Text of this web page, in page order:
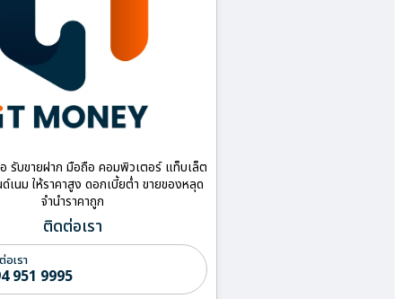
รับขายฝาก มือถือ คอมพิวเตอร์ แท็บเล็ต
เนม ให้ราคาสูง ดอกเบี้ยต่ำ ขายของหลุด
จำนำราคาถูก
ติดต่อเรา
อเรา
951 9995